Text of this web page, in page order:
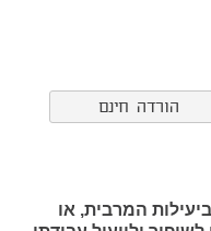
הורדה חינם
המרבית, או